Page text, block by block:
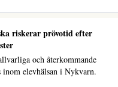
riskerar prövotid efter
och återkommande
inom elevhälsan i Nykvarn.